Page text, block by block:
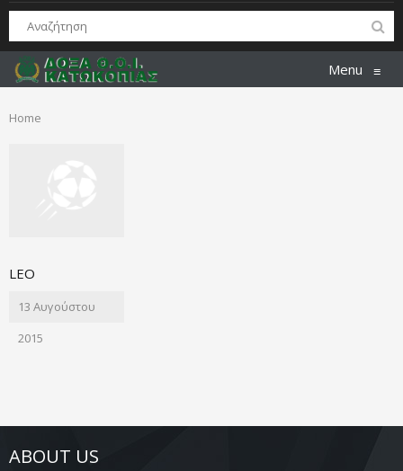
Menu ≡
Home
LEO
13 Αυγούστου
2015
ABOUT US